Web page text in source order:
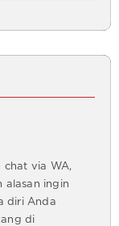
chat via WA,
alasan ingin
diri Anda
di